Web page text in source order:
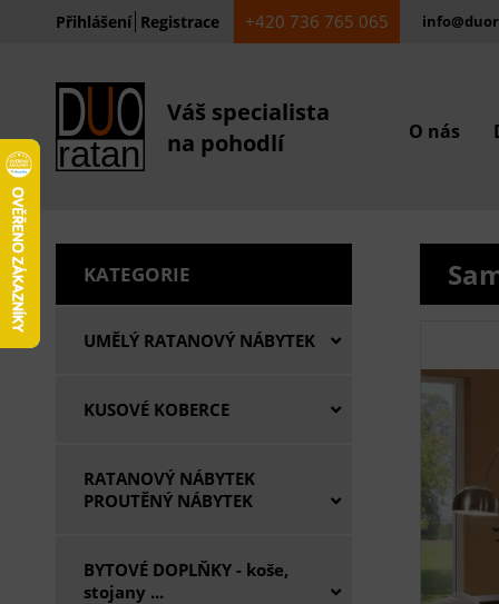
Přihlášení Registrace +420 736 765 065
Váš specialista
na pohodlí
O nás
KATEGORIE
UMĚLÝ RATANOVÝ NÁBYTEK
KUSOVÉ KOBERCE
RATANOVÝ NÁBYTEK
PROUTĚNÝ NÁBYTEK
BYTOVÉ DOPLŇKY - koše,
stojany ...